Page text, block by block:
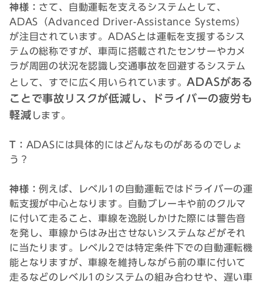
神様： さて、自動運転を支えるシステムとして、
ADAS（Advanced Driver-Assistance Systems）
が注目されています。ADASとは運転を支援するシス
テムの総称ですが、車両に搭載されたセンサーやカメ
ラが周囲の状況を認識し交通事故を回避するシステム
として、すでに広く用いられています。 ADASがある
ことで事故リスクが低減し、ドライバーの疲労も
軽減 します。
T： ADASには具体的にはどんなものがあるのでしょ
う？
神様：例えば、レベル1の自動運転ではドライバーの運
転支援が中心となります。自動ブレーキや前のクルマ
に付いて走ること、車線を逸脱しかけた際には警告音
を発し、車線からはみ出させないシステムなどがそれ
に当たります。レベル2では特定条件下での自動運転機
能となりますが、車線を維持しながら前の車に付いて
走るなどのレベル1のシステムの組み合わせや、遅い車